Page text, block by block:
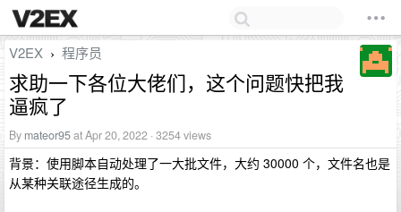
V2EX › 程序员
求助一下各位大佬们，这个问题快把我
逼疯了
By mateor95at Apr 20, 2022 · 3254 views
背景：使用脚本自动处理了一大批文件，大约 30000 个，文件名也是
从某种关联途径生成的。